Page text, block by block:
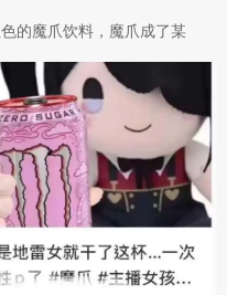
的魔爪饮料，魔爪成了某